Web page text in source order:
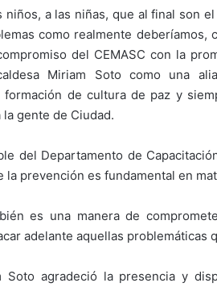
niños, a las niñas, que al final son
como realmente deberíamos,
del CEMASC con la
Miriam Soto como una
de cultura de paz y
gente de Ciudad.
del Departamento de
la prevención es fundamental en
es una manera de
adelante aquellas problemáticas
Soto agradeció la presencia y